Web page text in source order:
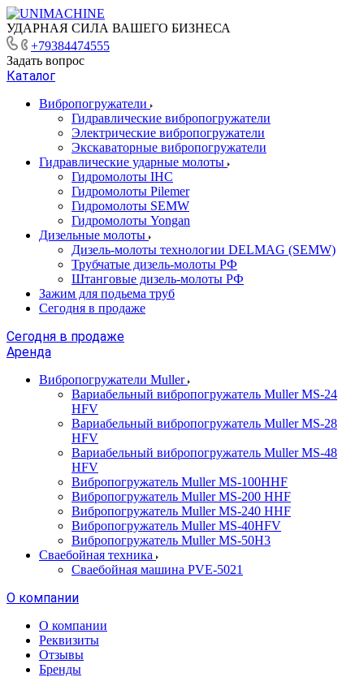
УДАРНАЯ СИЛА ВАШЕГО БИЗНЕСА
+79384474555
Задать вопрос
Каталог
Вибропогружатели
Гидравлические вибропогружатели
Электрические вибропогружатели
Экскаваторные вибропогружатели
Гидравлические ударные молоты
Гидромолоты IHC
Гидромолоты Pilemer
Гидромолоты SEMW
Гидромолоты Yongan
Дизельные молоты
Дизель-молоты технологии DELMAG (SEMW)
Трубчатые дизель-молоты РФ
Штанговые дизель-молоты РФ
Зажим для подьема труб
Сегодня в продаже
Сегодня в продаже
Аренда
Вибропогружатели Muller
Вариабельный вибропогружатель Muller MS-24
HFV
Вариабельный вибропогружатель Muller MS-28
HFV
Вариабельный вибропогружатель Muller MS-48
HFV
Вибропогружатель Muller MS-100HHF
Вибропогружатель Muller MS-200 HHF
Вибропогружатель Muller MS-240 HHF
Вибропогружатель Muller MS-40HFV
Вибропогружатель Muller MS-50H3
Сваебойная техника
Сваебойная машина PVE-5021
О компании
О компании
Реквизиты
Отзывы
Бренды